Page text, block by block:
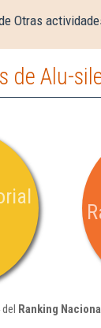
Otras
de Alu-
Ranking